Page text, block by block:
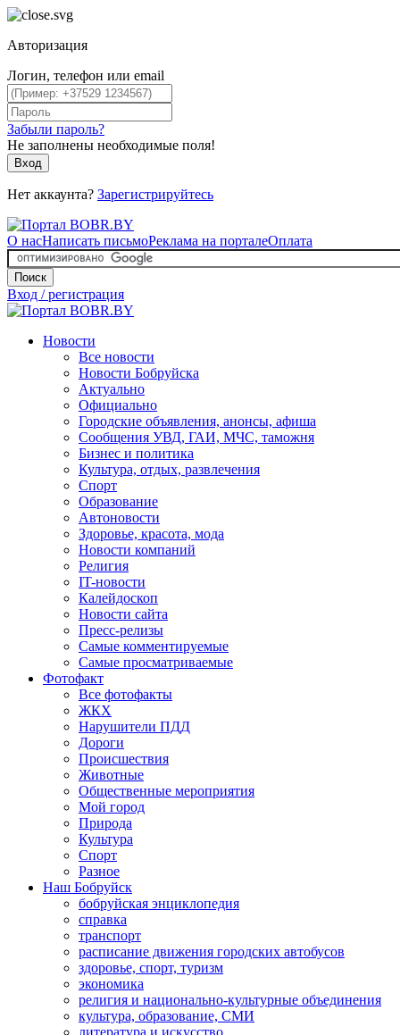
Авторизация
Логин, телефон или email
Забыли пароль?
Не заполнены необходимые поля!
Вход
Нет аккаунта? Зарегистрируйтесь
О насНаписать письмоРеклама на порталеОплата
Поиск
Вход / регистрация
Новости
Все новости
Новости Бобруйска
Актуально
Официально
Городские объявления, анонсы, афиша
Сообщения УВД, ГАИ, МЧС, таможня
Бизнес и политика
Культура, отдых, развлечения
Спорт
Образование
Автоновости
Здоровье, красота, мода
Новости компаний
Религия
IT-новости
Калейдоскоп
Новости сайта
Пресс-релизы
Самые комментируемые
Самые просматриваемые
Фотофакт
Все фотофакты
ЖКХ
Нарушители ПДД
Дороги
Происшествия
Животные
Общественные мероприятия
Мой город
Природа
Культура
Спорт
Разное
Наш Бобруйск
бобруйская энциклопедия
справка
транспорт
расписание движения городских автобусов
здоровье, спорт, туризм
экономика
религия и национально-культурные объединения
культура, образование, СМИ
литература и искусство